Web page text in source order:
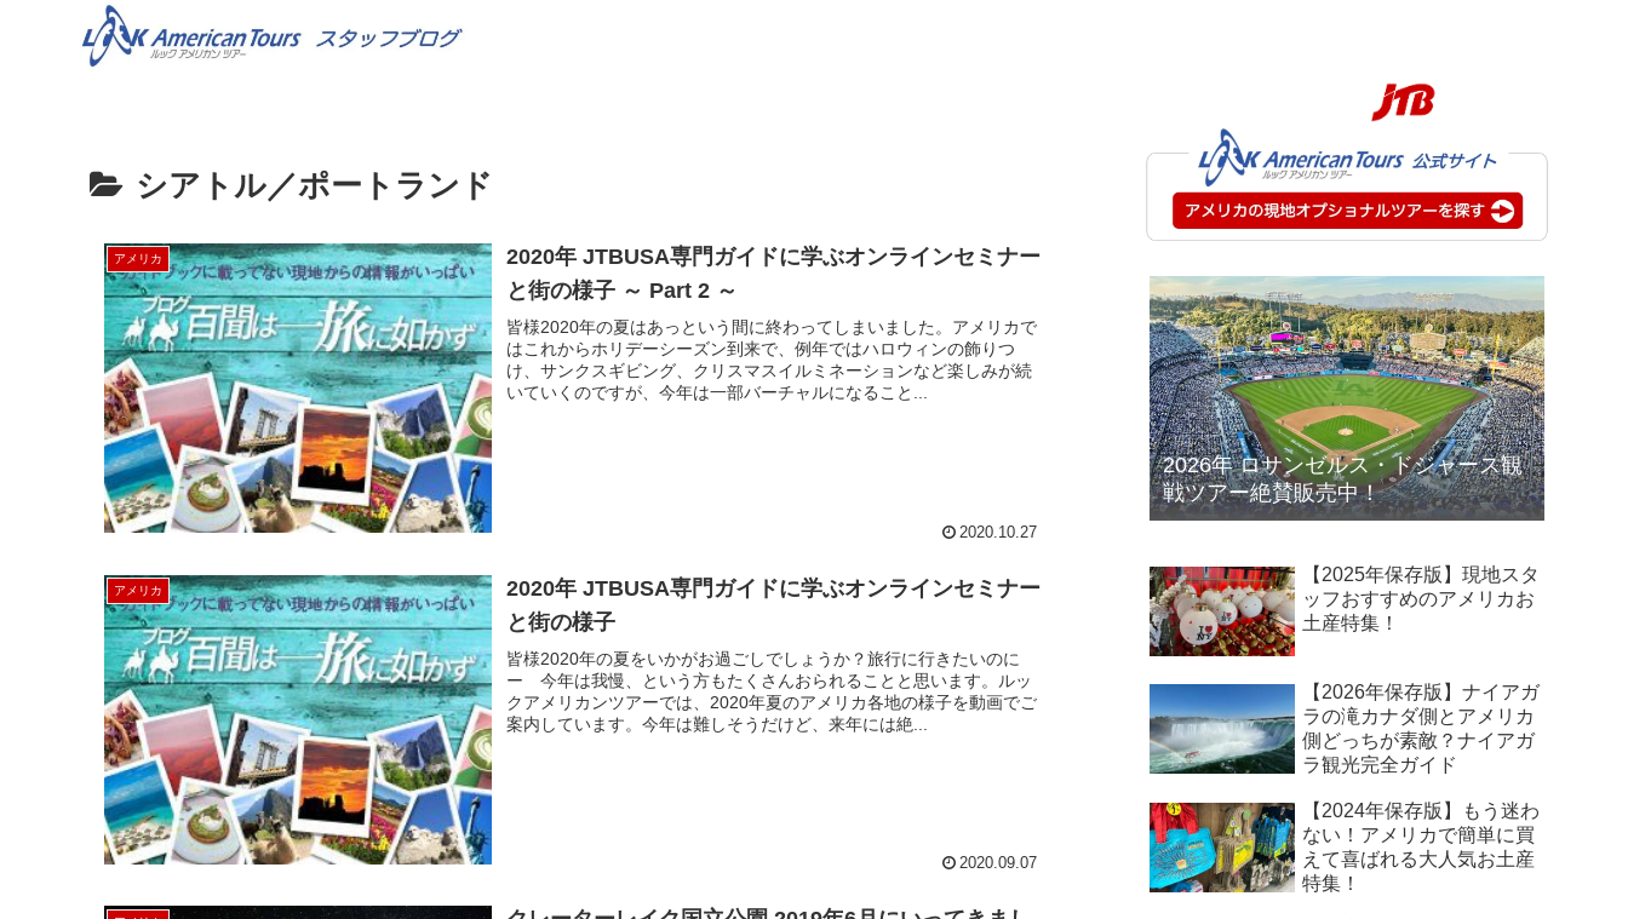
シアトル／ポートランド
アメリカ
2020年 JTBUSA専門ガイドに学ぶオンラインセミナー
と街の様子 ～ Part 2 ～
皆様2020年の夏はあっという間に終わってしまいました。アメリカで
はこれからホリデーシーズン到来で、例年ではハロウィンの飾りつ
け、サンクスギビング、クリスマスイルミネーションなど楽しみが続
いていくのですが、今年は一部バーチャルになること...
2020.10.27
アメリカ
2020年 JTBUSA専門ガイドに学ぶオンラインセミナー
と街の様子
皆様2020年の夏をいかがお過ごしでしょうか？旅行に行きたいのに
ー 今年は我慢、という方もたくさんおられることと思います。ルッ
クアメリカンツアーでは、2020年夏のアメリカ各地の様子を動画でご
案内しています。今年は難しそうだけど、来年には絶...
2020.09.07
2026年 ロサンゼルス・ドジャース観
戦ツアー絶賛販売中！
【2025年保存版】現地スタ
ッフおすすめのアメリカお
土産特集！
【2026年保存版】ナイアガ
ラの滝カナダ側とアメリカ
側どっちが素敵？ナイアガ
ラ観光完全ガイド
【2024年保存版】もう迷わ
ない！アメリカで簡単に買
えて喜ばれる大人気お土産
特集！